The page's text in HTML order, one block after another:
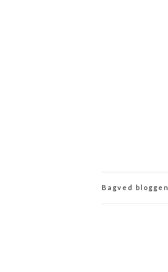
Bagved bloggen